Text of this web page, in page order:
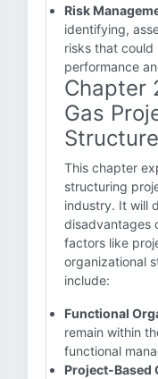
Risk
identifying,
risks that
performance
Chapter
Gas
This chapter
structuring
industry. It will
disadvantages
factors like
organizational
include:
Functional
remain within
functional
Project-Based